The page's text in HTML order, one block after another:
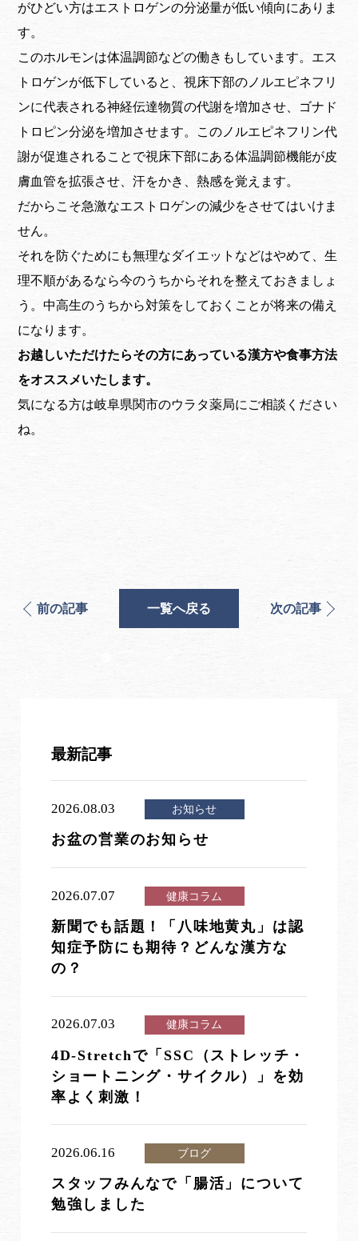
がひどい方はエストロゲンの分泌量が低い傾向にありま
す。
このホルモンは体温調節などの働きもしています。エス
トロゲンが低下していると、視床下部のノルエピネフリ
ンに代表される神経伝達物質の代謝を増加させ、ゴナド
トロピン分泌を増加させます。このノルエピネフリン代
謝が促進されることで視床下部にある体温調節機能が皮
膚血管を拡張させ、汗をかき、熱感を覚えます。
だからこそ急激なエストロゲンの減少をさせてはいけま
せん。
それを防ぐためにも無理なダイエットなどはやめて、生
理不順があるなら今のうちからそれを整えておきましょ
う。中高生のうちから対策をしておくことが将来の備え
になります。
お越しいただけたらその方にあっている漢方や食事方法
をオススメいたします。
気になる方は岐阜県関市のウラタ薬局にご相談ください
ね。
前の記事 一覧へ戻る 次の記事
最新記事
2026.08.03 お知らせ
お盆の営業のお知らせ
2026.07.07 健康コラム
新聞でも話題！「八味地黄丸」は認
知症予防にも期待？どんな漢方な
の？
2026.07.03 健康コラム
4D-Stretchで「SSC（ストレッチ・
ショートニング・サイクル）」を効
率よく刺激！
2026.06.16 ブログ
スタッフみんなで「腸活」について
勉強しました